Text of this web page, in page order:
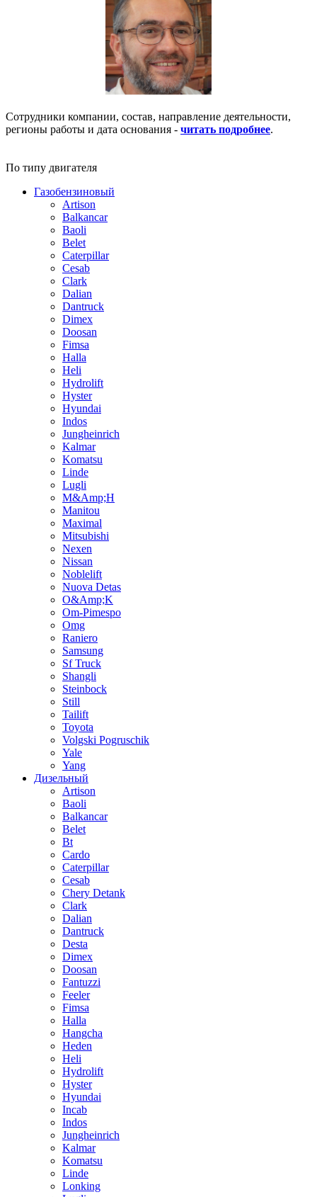
Сотрудники компании, состав, направление деятельности,
регионы работы и дата основания - читать подробнее.
По типу двигателя
Газобензиновый
Artison
Balkancar
Baoli
Belet
Caterpillar
Cesab
Clark
Dalian
Dantruck
Dimex
Doosan
Fimsa
Halla
Heli
Hydrolift
Hyster
Hyundai
Indos
Jungheinrich
Kalmar
Komatsu
Linde
Lugli
M&Amp;H
Manitou
Maximal
Mitsubishi
Nexen
Nissan
Noblelift
Nuova Detas
O&Amp;K
Om-Pimespo
Omg
Raniero
Samsung
Sf Truck
Shangli
Steinbock
Still
Tailift
Toyota
Volgski Pogruschik
Yale
Yang
Дизельный
Artison
Baoli
Balkancar
Belet
Bt
Cardo
Caterpillar
Cesab
Chery Detank
Clark
Dalian
Dantruck
Desta
Dimex
Doosan
Fantuzzi
Feeler
Fimsa
Halla
Hangcha
Heden
Heli
Hydrolift
Hyster
Hyundai
Incab
Indos
Jungheinrich
Kalmar
Komatsu
Linde
Lonking